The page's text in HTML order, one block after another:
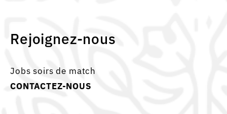
Rejoignez-nous
Jobs soirs de match
CONTACTEZ-NOUS